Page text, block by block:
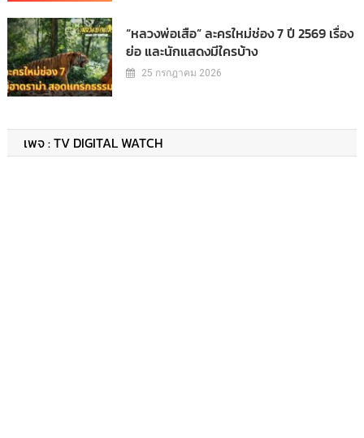
“หลวงพ่อเสือ” ละครใหม่ช่อง 7 ปี 2569 เรื่อง
ย่อ และนักแสดงมีใครบ้าง
25 กรกฎาคม 2026
เพจ : TV DIGITAL WATCH